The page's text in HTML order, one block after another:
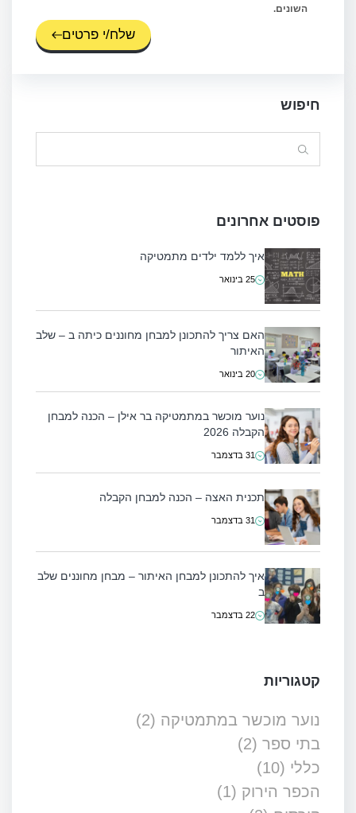
השונים.
שלח/י פרטים
חיפוש
Search
for:
פוסטים אחרונים
איך ללמד ילדים מתמטיקה
25 בינואר
האם צריך להתכונן למבחן מחוננים כיתה ב – שלב
האיתור
20 בינואר
נוער מוכשר במתמטיקה בר אילן – הכנה למבחן
הקבלה 2026
31 בדצמבר
תכנית האצה – הכנה למבחן הקבלה
31 בדצמבר
איך להתכונן למבחן האיתור – מבחן מחוננים שלב
ב
22 בדצמבר
קטגוריות
נוער מוכשר במתמטיקה (2)
בתי ספר (2)
כללי (10)
הכפר הירוק (1)